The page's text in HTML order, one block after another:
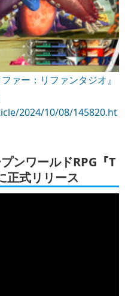
ァー：リファンタジオ』
2024/10/08/145820.ht
ンワールドRPG『T
正式リリース